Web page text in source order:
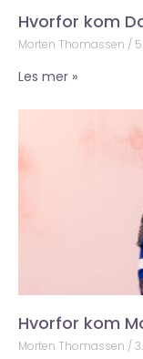
Hvorfor kom
Morten Thomassen
Les mer »
Hvorfor kom
Morten Thomassen